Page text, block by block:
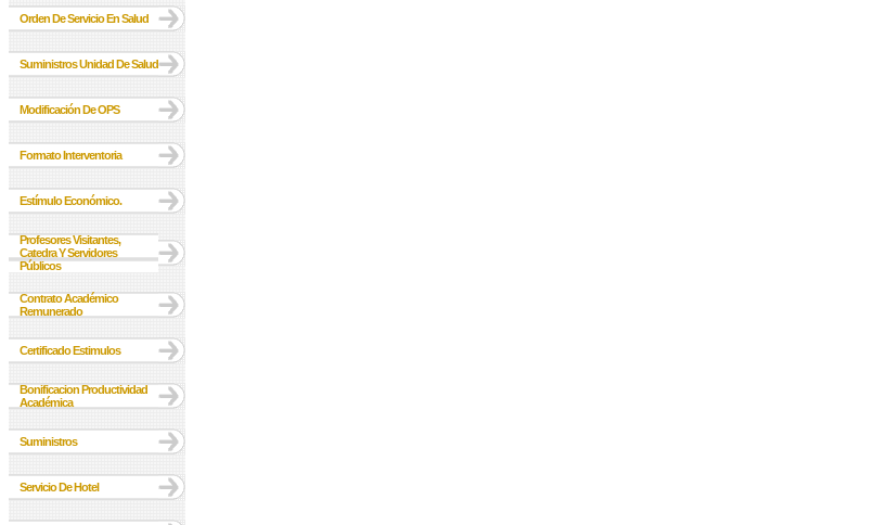
Orden De Servicio En Salud
Suministros Unidad De Salud
Modificación De OPS
Formato Interventoria
Estímulo Económico.
Profesores Visitantes,
Catedra Y Servidores
Públicos
Contrato Académico
Remunerado
Certificado Estimulos
Bonificacion Productividad
Académica
Suministros
Servicio De Hotel